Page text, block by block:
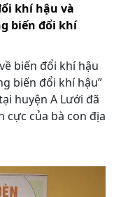
khí hậu và
biến đổi khí
biến đổi khí hậu
biến đổi khí hậu”
huyện A Lưới đã
cực của bà con địa